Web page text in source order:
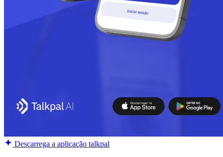
Descarrega a aplicação talkpal